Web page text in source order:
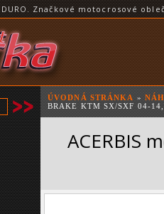
Značkové motocrosové
ÚVODNÁ STRÁNKA »
BRAKE KTM SX/SXF 04-
ACERBIS